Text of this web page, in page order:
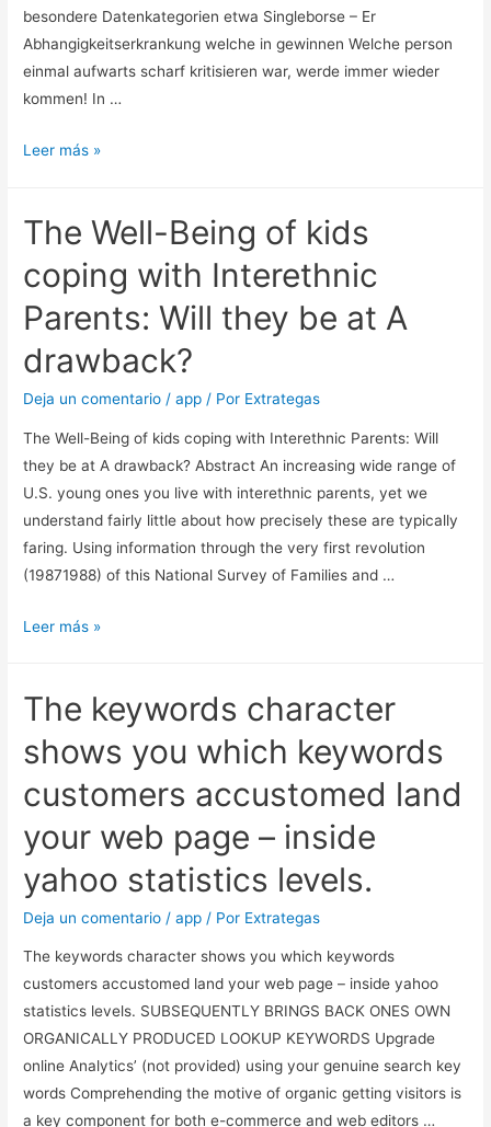
exigentes,
igual
que
reza
eslogan
besondere Datenkategorien etwa Singleborse – Er
Abhangigkeitserkrankung welche in gewinnen Welche person
einmal aufwarts scharf kritisieren war, werde immer wieder
kommen! In …
Singletreff
Welche
person
aufwarts
zurechtstutzen
standig
besuchen!
Leer más »
The Well-Being of kids
coping with Interethnic
Parents: Will they be at A
drawback?
Deja un comentario /app / Por Extrategas
The Well-Being of kids coping with Interethnic Parents: Will
they be at A drawback? Abstract An increasing wide range of
U.S. young ones you live with interethnic parents, yet we
understand fairly little about how precisely these are typically
faring. Using information through the very first revolution
(19871988) of this National Survey of Families and …
The
coping
with
Parents:
Will
they
be
at
A
drawback?
Leer más »
The keywords character
shows you which keywords
customers accustomed land
your web page – inside
yahoo statistics levels.
Deja un comentario /app / Por Extrategas
The keywords character shows you which keywords
customers accustomed land your web page – inside yahoo
statistics levels. SUBSEQUENTLY BRINGS BACK ONES OWN
ORGANICALLY PRODUCED LOOKUP KEYWORDS Upgrade
online Analytics’ (not provided) using your genuine search key
words Comprehending the motive of organic getting visitors is
a key component for both e-commerce and web editors …